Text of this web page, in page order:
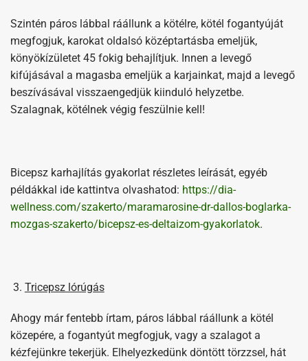
Szintén páros lábbal ráállunk a kötélre, kötél fogantyúját
megfogjuk, karokat oldalsó középtartásba emeljük,
könyökízületet 45 fokig behajlítjuk. Innen a levegő
kifújásával a magasba emeljük a karjainkat, majd a levegő
beszívásával visszaengedjük kiinduló helyzetbe.
Szalagnak, kötélnek végig feszülnie kell!
Bicepsz karhajlítás gyakorlat részletes leírását, egyéb
példákkal ide kattintva olvashatod: https://dia-
wellness.com/szakerto/maramarosine-dr-dallos-boglarka-
mozgas-szakerto/bicepsz-es-deltaizom-gyakorlatok.
Tricepsz lórúgás
Ahogy már fentebb írtam, páros lábbal ráállunk a kötél
közepére, a fogantyút megfogjuk, vagy a szalagot a
kézfejünkre tekerjük. Elhelyezkedünk döntött törzzsel, hát